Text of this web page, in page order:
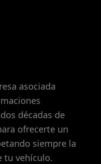
asociada
décadas de
ofrecerte un
siempre la
tu vehículo.